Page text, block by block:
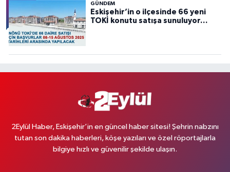
GÜNDEM
Eskişehir’in o ilçesinde 66 yeni
TOKİ konutu satışa sunuluyor…
2Eylül Haber, Eskişehir’in en güncel haber sitesi! Şehrin nabzını
tutan son dakika haberleri, köşe yazıları ve özel röportajlarla
bilgiye hızlı ve güvenilir şekilde ulaşın.